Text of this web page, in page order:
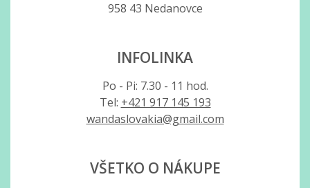
958 43 Nedanovce
INFOLINKA
Po - Pi: 7.30 - 11 hod.
Tel: +421 917 145 193
wandaslovakia@gmail.com
VŠETKO O NÁKUPE